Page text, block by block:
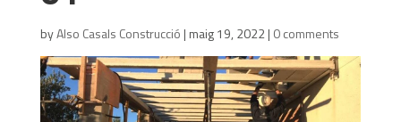
byAlso Casals Construcció | maig 19, 2022| 0 comments